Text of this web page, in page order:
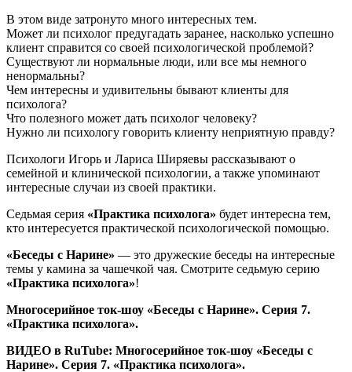
В этом виде затронуто много интересных тем.
Может ли психолог предугадать заранее, насколько успешно
клиент справится со своей психологической проблемой?
Существуют ли нормальные люди, или все мы немного
ненормальны?
Чем интересны и удивительны бывают клиенты для
психолога?
Что полезного может дать психолог человеку?
Нужно ли психологу говорить клиенту неприятную правду?
Психологи Игорь и Лариса Ширяевы рассказывают о
семейной и клинической психологии, а также упоминают
интересные случаи из своей практики.
Седьмая серия «Практика психолога» будет интересна тем,
кто интересуется практической психологической помощью.
«Беседы с Нарине» — это дружеские беседы на интересные
темы у камина за чашечкой чая. Смотрите седьмую серию
«Практика психолога»!
Многосерийное ток-шоу «Беседы с Нарине». Серия 7.
«Практика психолога».
ВИДЕО в RuTube: Многосерийное ток-шоу «Беседы с
Нарине». Серия 7. «Практика психолога».